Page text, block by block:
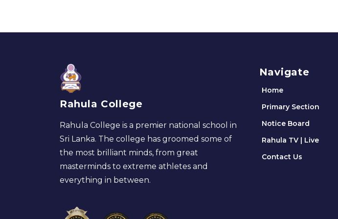
Rahula College
Rahula College is a premier national school in
Sri Lanka. The college has groomed some of
the most brilliant minds, from great
masterminds to extreme athletes and
everything in between.
Navigate
Home
Primary Section
Notice Board
Rahula TV | Live
Contact Us